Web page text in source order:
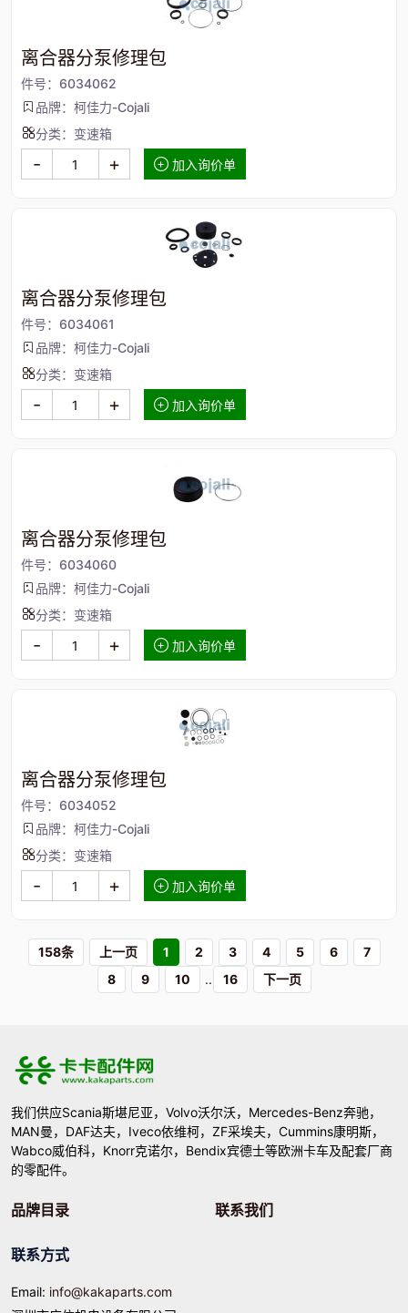
离合器分泵修理包
件号：6034062
品牌：柯佳力-Cojali
分类：变速箱
- + 加入询价单
离合器分泵修理包
件号：6034061
品牌：柯佳力-Cojali
分类：变速箱
- + 加入询价单
离合器分泵修理包
件号：6034060
品牌：柯佳力-Cojali
分类：变速箱
- + 加入询价单
离合器分泵修理包
件号：6034052
品牌：柯佳力-Cojali
分类：变速箱
- + 加入询价单
158条 上一页 1 2 3 4 5 6
7
8
9 10 .. 16 下一页
我们供应Scania斯堪尼亚，Volvo沃尔沃，Mercedes-Benz奔驰，
MAN曼，DAF达夫，Iveco依维柯，ZF采埃夫，Cummins康明斯，
Wabco威伯科，Knorr克诺尔，Bendix宾德士等欧洲卡车及配套厂商
的零配件。
品牌目录 联系我们
联系方式
Email: info@kakaparts.com